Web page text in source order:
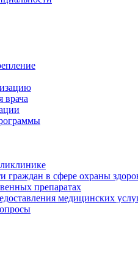
врача
граждан в сфере охраны
препаратах
медицинских